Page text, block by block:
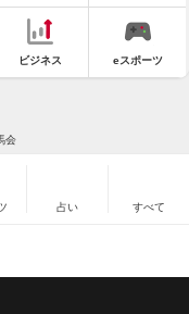
ビジネス eスポーツ
会
占い すべて